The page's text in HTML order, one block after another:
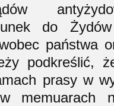
do
państwa
podkreślić,
prasy w
memuarach